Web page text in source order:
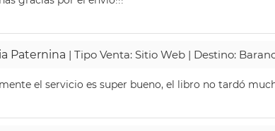
Paternina | Tipo Venta: Sitio Web | Destino:
el servicio es super bueno, el libro no tardó